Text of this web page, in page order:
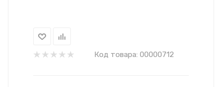
Код товара: 00000712